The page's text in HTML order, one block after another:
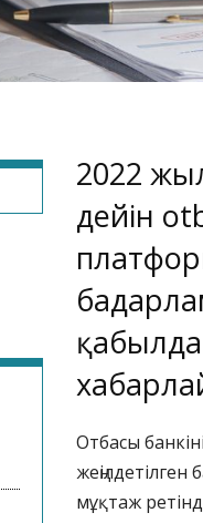
2022
дейін
Отбасы
жеңілдетілген
мұқтаж